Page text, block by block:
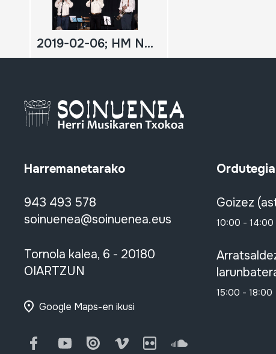
2019-02-06; HM Neguko kontzertua; Caubet gogoan; Hermanos Ramos (Segovia); DIGITALA
Harremanetarako
943 493 578
soinuenea@soinuenea.eus
Tornola kalea, 6 - 20180
OIARTZUN
Google Maps-en ikusi
FacebookYoutubeIssuu Vimeo FlickrSoundCloud
Ordutegia
Goizez
10:00 - 14:00
15:00 - 18:00